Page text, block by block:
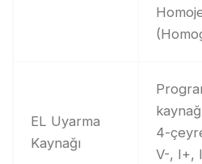
EL Uyarma
Kaynağı
4-
V-, I+,